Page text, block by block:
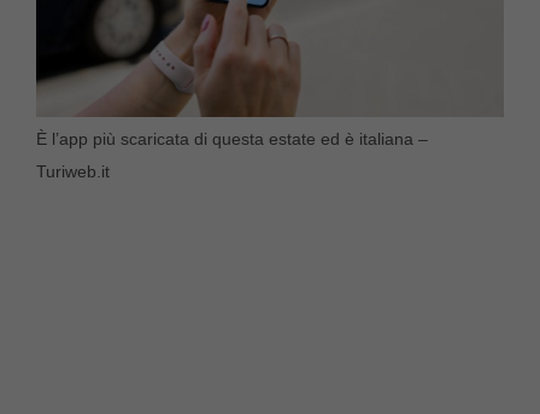
È l’app più scaricata di questa estate ed è italiana –
Turiweb.it